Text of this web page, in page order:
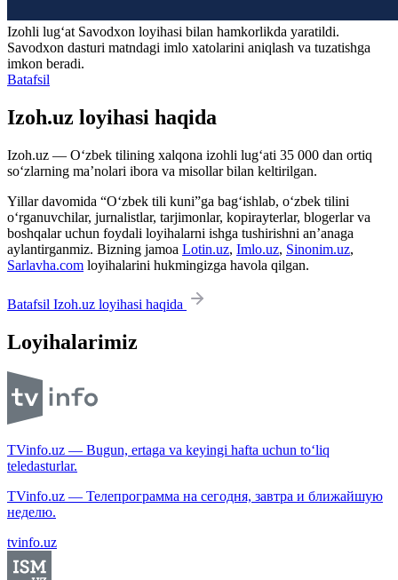
Izohli lugʻat Savodxon loyihasi bilan hamkorlikda yaratildi.
Savodxon dasturi matndagi imlo xatolarini aniqlash va tuzatishga
imkon beradi.
Batafsil
Izoh.uz loyihasi haqida
Izoh.uz — O‘zbek tilining xalqona izohli lug‘ati 35 000 dan ortiq
so‘zlarning ma’nolari ibora va misollar bilan keltirilgan.
Yillar davomida “O‘zbek tili kuni”ga bag‘ishlab, o‘zbek tilini
o‘rganuvchilar, jurnalistlar, tarjimonlar, kopirayterlar, blogerlar va
boshqalar uchun foydali loyihalarni ishga tushirishni an’anaga
aylantirganmiz. Bizning jamoa Lotin.uz, Imlo.uz, Sinonim.uz,
Sarlavha.com loyihalarini hukmingizga havola qilgan.
Batafsil Izoh.uz loyihasi haqida
Loyihalarimiz
TVinfo.uz — Bugun, ertaga va keyingi hafta uchun to‘liq
teledasturlar.
TVinfo.uz — Телепрограмма на сегодня, завтра и ближайшую
неделю.
tvinfo.uz